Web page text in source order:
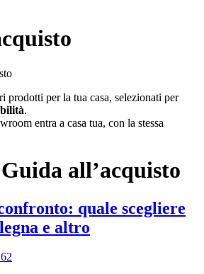
prodotti per la tua casa, selezionati per
.
entra a casa tua, con la stessa
Guida all’acquisto
quale scegliere
e altro